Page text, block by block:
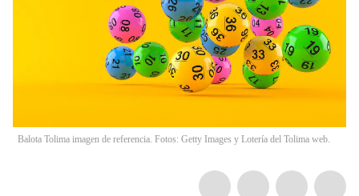
Balota Tolima imagen de referencia. Fotos: Getty Images y Lotería del Tolima web.